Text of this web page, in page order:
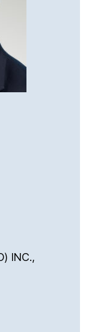
INC.,